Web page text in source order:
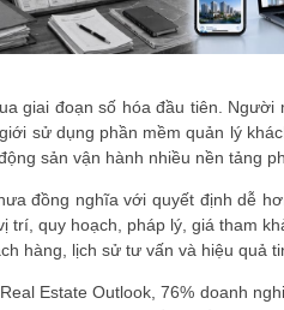
giai đoạn số hóa đầu tiên.
sử dụng phần mềm quản lý
sản vận hành nhiều nền tảng
đồng nghĩa với quyết định dễ
trí, quy hoạch, pháp lý, giá tham
hàng, lịch sử tư vấn và hiệu quả
Estate Outlook, 76% doanh